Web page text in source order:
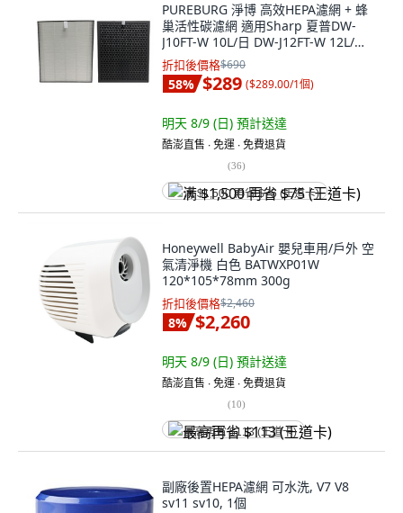
PUREBURG 淨博 高效HEPA濾網 + 蜂
巢活性碳濾網 適用Sharp 夏普DW-
J10FT-W 10L/日 DW-J12FT-W 12L/日
空氣清淨機 除濕機取代FZ-J10HFT /
FZ-J10DFT, 1套, SH-
J12HEPA+S10CARBON-01
折扣後價格$690
58% $289 ($289.00/1個)
明天 8/9 (日) 預計送達
酷澎直售 ∙ 免運 ∙ 免費退貨
(36)
满 $1,500 再省 $75 (王道卡)
Honeywell BabyAir 嬰兒車用/戶外 空
氣清淨機 白色 BATWXP01W
120*105*78mm 300g
折扣後價格$2,460
8% $2,260
明天 8/9 (日) 預計送達
酷澎直售 ∙ 免運 ∙ 免費退貨
(10)
最高再省 $113 (王道卡)
副廠後置HEPA濾網 可水洗, V7 V8
sv11 sv10, 1個